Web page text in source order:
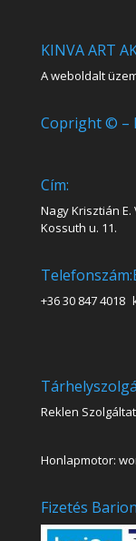
KINVA ART
A weboldalt
Copright © –
Cím:
Nagy Krisztián
Kossuth u. 11.
Telefonszám:
+36 30 847 4018
Reklen
Honlapmotor:
Fizetés